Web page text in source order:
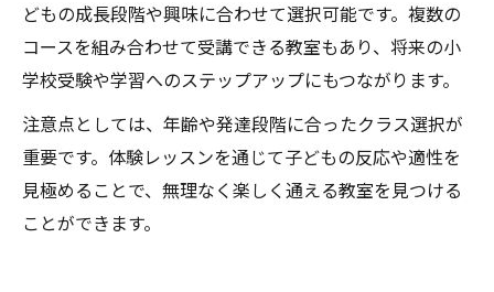
どもの成長段階や興味に合わせて選択可能です。複数の
コースを組み合わせて受講できる教室もあり、将来の小
学校受験や学習へのステップアップにもつながります。
注意点としては、年齢や発達段階に合ったクラス選択が
重要です。体験レッスンを通じて子どもの反応や適性を
見極めることで、無理なく楽しく通える教室を見つける
ことができます。